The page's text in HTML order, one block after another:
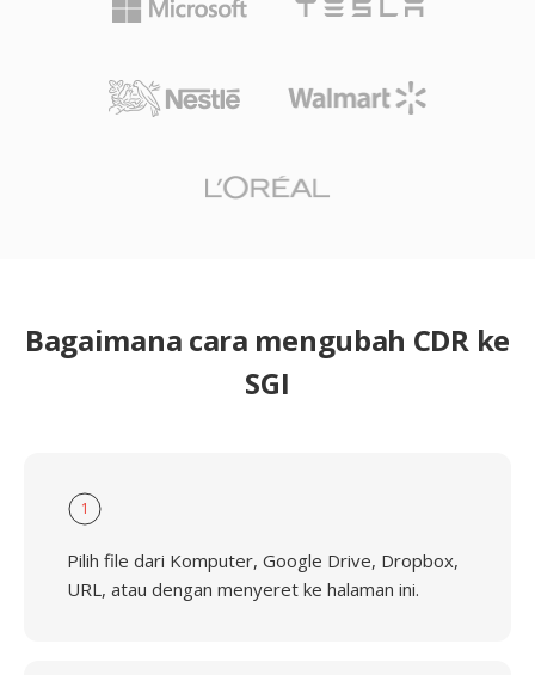
Bagaimana cara mengubah CDR ke
SGI
1
Pilih file dari Komputer, Google Drive, Dropbox,
URL, atau dengan menyeret ke halaman ini.